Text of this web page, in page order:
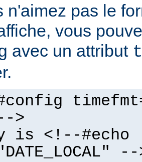
n'aimez pas le
vous
avec un attribut
>
is <!--#echo
--